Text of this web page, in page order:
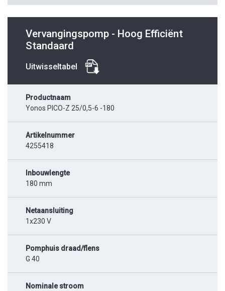
Vervangingspomp - Hoog Efficiënt
Standaard
Uitwisseltabel
Productnaam
Yonos PICO-Z 25/0,5-6 -180
Artikelnummer
4255418
Inbouwlengte
180 mm
Netaansluiting
1x230 V
Pomphuis draad/flens
G 40
Nominale stroom